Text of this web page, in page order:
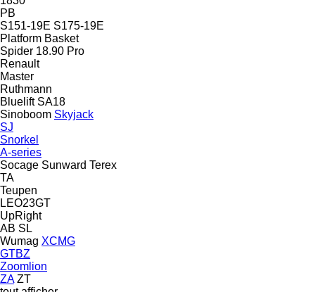
PB
S151-19E S175-19E
Platform Basket
Spider 18.90 Pro
Renault
Master
Ruthmann
Bluelift SA18
Sinoboom Skyjack
SJ
Snorkel
A-series
Socage Sunward Terex
TA
Teupen
LEO23GT
UpRight
AB SL
Wumag XCMG
GTBZ
Zoomlion
ZA ZT